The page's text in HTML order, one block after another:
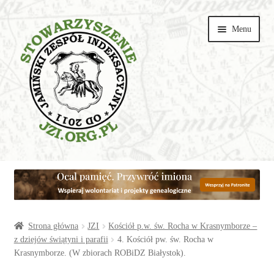
nawigacji
treści
Menu
Wspieraj
Parafie
Artykuły
Galerie
Strona główna JZI
Kościół p.w. św. Rocha w Krasnymborze –
z dziejów świątyni i parafii
4. Kościół pw. św. Rocha w
Krasnymborze. (W zbiorach ROBiDZ Białystok).